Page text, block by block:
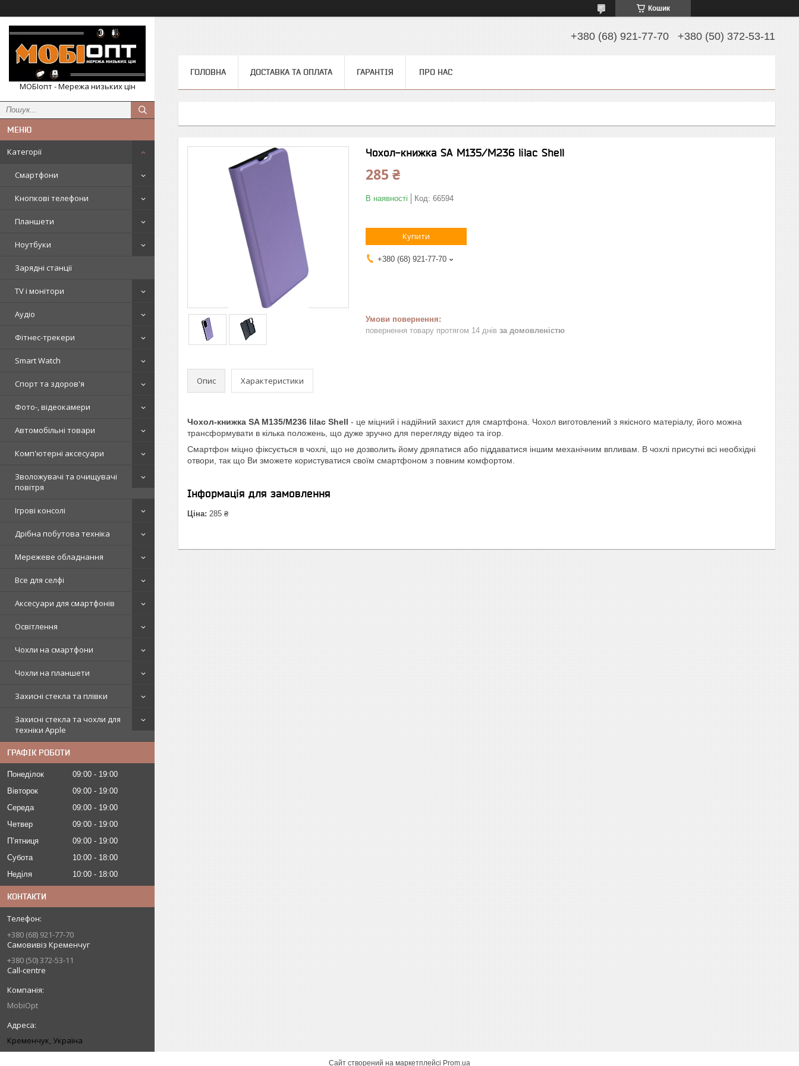
Кошик
МОБІопт - Мережа низьких цін
Категорії
Смартфони
Кнопкові телефони
Планшети
Ноутбуки
Зарядні станції
TV і монітори
Аудіо
Фітнес-трекери
Smart Watch
Спорт та здоров'я
Фото-, відеокамери
Автомобільні товари
Комп'ютерні аксесуари
Зволожувачі та очищувачі
повітря
Ігрові консолі
Дрібна побутова техніка
Мережеве обладнання
Все для селфі
Аксесуари для смартфонів
Освітлення
Чохли на смартфони
Чохли на планшети
Захисні стекла та плівки
Захисні стекла та чохли для
техніки Apple
ГРАФІК РОБОТИ
Понеділок 09:00
19:00
Вівторок
09:00
19:00
Середа
09:00
19:00
Четвер
09:00
19:00
Пʼятниця
09:00
19:00
Субота
10:00
18:00
Неділя
10:00 18:00
КОНТАКТИ
+380 (68) 921-77-70
Самовивіз Кременчуг
+380 (50) 372-53-11
Call-centre
MobiOpt
Кременчук, Україна
+380 (68) 921-77-70 +380 (50) 372-53-11
ГОЛОВНА ДОСТАВКА ТА ОПЛАТА ГАРАНТІЯ ПРО НАС
Чохол-книжка SA M135/M236 lilac Shell
285 ₴
В наявності Код: 66594
Купити
+380 (68) 921-77-70
повернення товару протягом 14 днів за домовленістю
Опис Характеристики
Чохол-книжка SA M135/M236 lilac Shell - це міцний і надійний захист для смартфона. Чохол виготовлений з якісного матеріалу, його можна
трансформувати в кілька положень, що дуже зручно для перегляду відео та ігор.
Смартфон міцно фіксується в чохлі, що не дозволить йому дряпатися або піддаватися іншим механічним впливам. В чохлі присутні всі необхідні
отвори, так що Ви зможете користуватися своїм смартфоном з повним комфортом.
Інформація для замовлення
Ціна: 285 ₴
Сайт створений на маркетплейсі Prom.ua